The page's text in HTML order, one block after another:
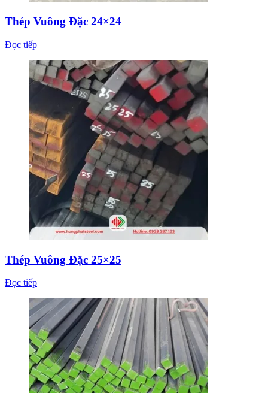
Thép Vuông Đặc 24×24
Đọc tiếp
Thép Vuông Đặc 25×25
Đọc tiếp